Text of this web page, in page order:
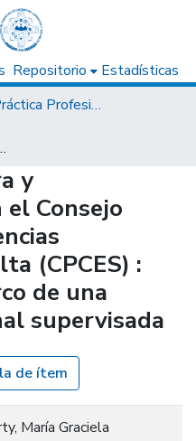
Repositorio
Estadísticas
Seminario Práctica Profesional / Informe Final - Carreras de Grado
en el marco de una práctica profesional supervisada
y
Consejo
(CPCES) :
de una
supervisada
de ítem
María Graciela